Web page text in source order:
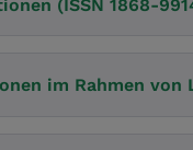
(ISSN 1868-
im Rahmen von